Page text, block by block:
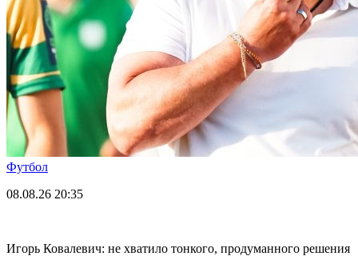
Футбол
08.08.26 20:35
Игорь Ковалевич: не хватило тонкого, продуманного решения